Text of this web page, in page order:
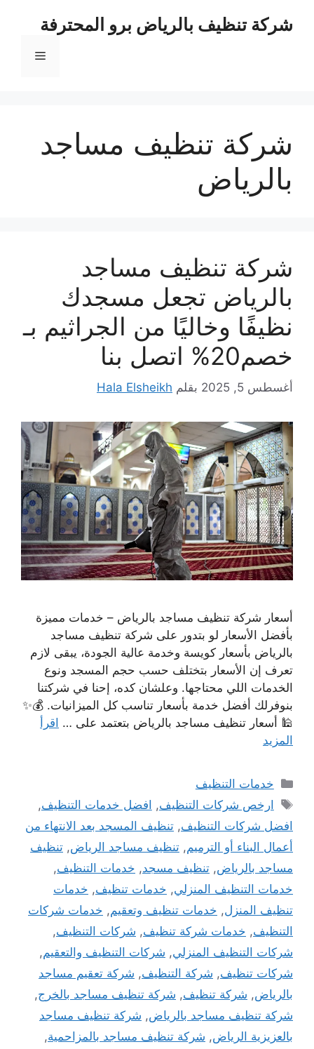
شركة تنظيف بالرياض برو المحترفة
القائمة
شركة تنظيف مساجد
بالرياض
شركة تنظيف مساجد
بالرياض تجعل مسجدك
نظيفًا وخاليًا من الجراثيم بـ
خصم20% اتصل بنا
أغسطس 5, 2025 بقلم Hala Elsheikh
أسعار شركة تنظيف مساجد بالرياض – خدمات مميزة
بأفضل الأسعار لو بتدور على شركة تنظيف مساجد
بالرياض بأسعار كويسة وخدمة عالية الجودة، يبقى لازم
تعرف إن الأسعار بتختلف حسب حجم المسجد ونوع
الخدمات اللي محتاجها. وعلشان كده، إحنا في شركتنا
بنوفرلك أفضل خدمة بأسعار تناسب كل الميزانيات. 💰✨
🕌 أسعار تنظيف مساجد بالرياض بتعتمد على … اقرأ
المزيد
التصنيفات
خدمات التنظيف
الوسوم
ارخص شركات التنظيف, افضل خدمات التنظيف,
افضل شركات التنظيف, تنظيف المسجد بعد الانتهاء من
أعمال البناء أو الترميم, تنظيف مساجد الرياض, تنظيف
مساجد بالرياض, تنظيف مسجد, خدمات التنظيف,
خدمات التنظيف المنزلي, خدمات تنظيف, خدمات
تنظيف المنزل, خدمات تنظيف وتعقيم, خدمات شركات
التنظيف, خدمات شركة تنظيف, شركات التنظيف,
شركات التنظيف المنزلي, شركات التنظيف والتعقيم,
شركات تنظيف, شركة التنظيف, شركة تعقيم مساجد
بالرياض, شركة تنظيف, شركة تنظيف مساجد بالخرج,
شركة تنظيف مساجد بالرياض, شركة تنظيف مساجد
بالعزيزية الرياض, شركة تنظيف مساجد بالمزاحمية,